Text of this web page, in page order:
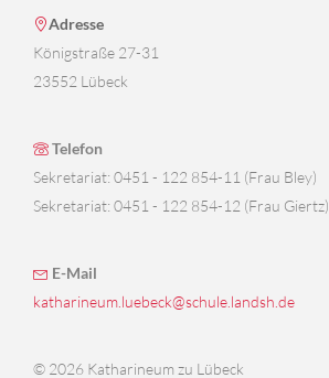
Adresse
Königstraße 27-31
23552 Lübeck
Telefon
Sekretariat: 0451 - 122 854-11 (Frau Bley)
Sekretariat: 0451 - 122 854-12 (Frau Giertz)
E-Mail
katharineum.luebeck@schule.landsh.de
© 2026 Katharineum zu Lübeck